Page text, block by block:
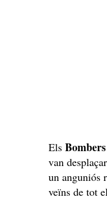
Els
van
un anguniós
veïns de tot